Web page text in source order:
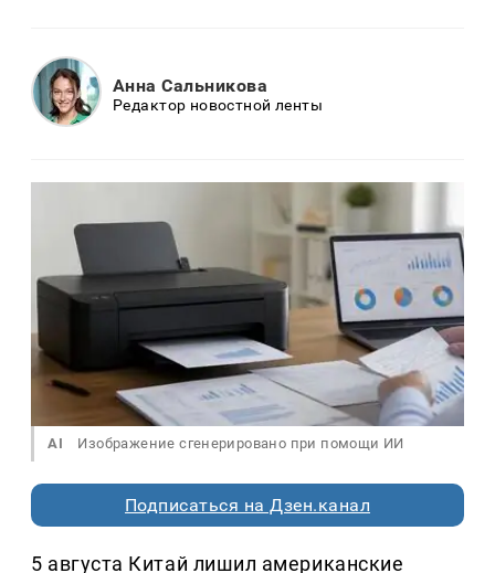
Анна Сальникова
Редактор новостной ленты
AI Изображение сгенерировано при помощи ИИ
Подписаться на Дзен.канал
5 августа Китай лишил американские